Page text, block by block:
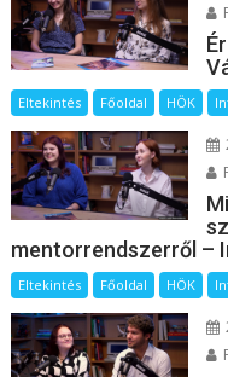
Eltekintés Főoldal HÖK
mentorrendszerről –
Eltekintés Főoldal HÖK